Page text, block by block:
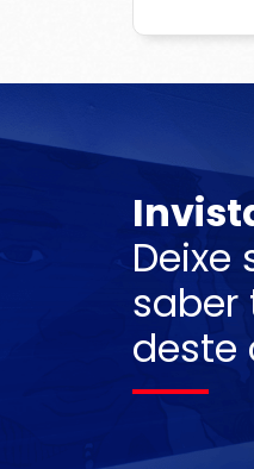
Deixe
saber
deste